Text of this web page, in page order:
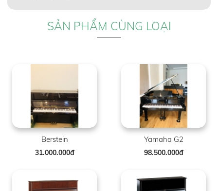
SẢN PHẨM CÙNG LOẠI
Berstein
31.000.000đ
Yamaha G2
98.500.000đ